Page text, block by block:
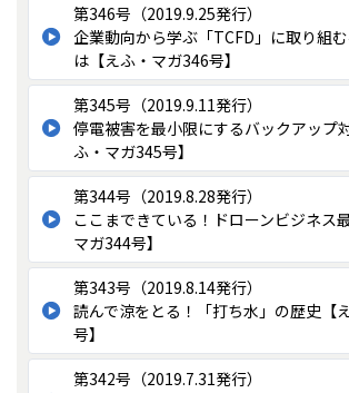
第346号（2019.9.25発行）
企業動向から学ぶ「TCFD」に取り組
は【えふ・マガ346号】
第345号（2019.9.11発行）
停電被害を最小限にするバックアップ
ふ・マガ345号】
第344号（2019.8.28発行）
ここまできている！ドローンビジネス
マガ344号】
第343号（2019.8.14発行）
読んで涼をとる！「打ち水」の歴史【
号】
第342号（2019.7.31発行）